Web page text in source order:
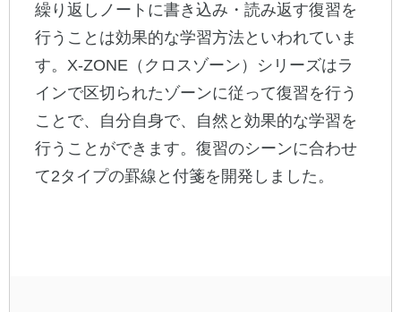
日本ノート
繰り返しノートに書き込み・読み返す復習を
行うことは効果的な学習方法といわれていま
す。X-ZONE（クロスゾーン）シリーズはラ
インで区切られたゾーンに従って復習を行う
ことで、自分自身で、自然と効果的な学習を
行うことができます。復習のシーンに合わせ
て2タイプの罫線と付箋を開発しました。